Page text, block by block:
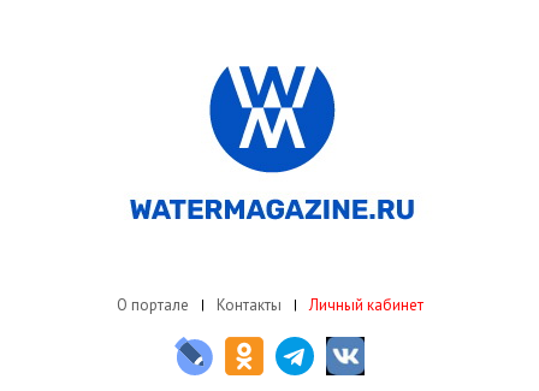
О портале Контакты Личный кабинет